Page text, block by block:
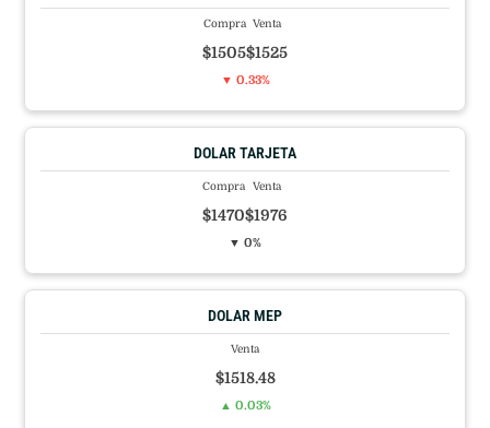
Compra
$1505
Venta
$1525
▼ 0.33%
DOLAR TARJETA
Compra
$1470
Venta
$1976
▼ 0%
DOLAR MEP
Venta
$1518.48
▲ 0.03%